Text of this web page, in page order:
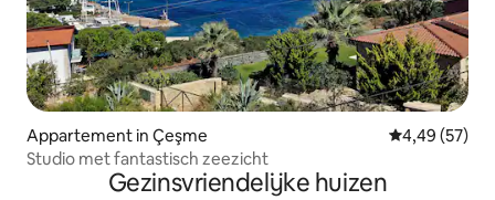
Appartement in Çeşme Gemiddelde
4,49 (57)
Studio met fantastisch zeezicht
Gezinsvriendelijke huizen